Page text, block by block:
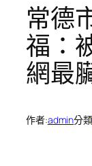
常德
福：
網最
作者:admin分